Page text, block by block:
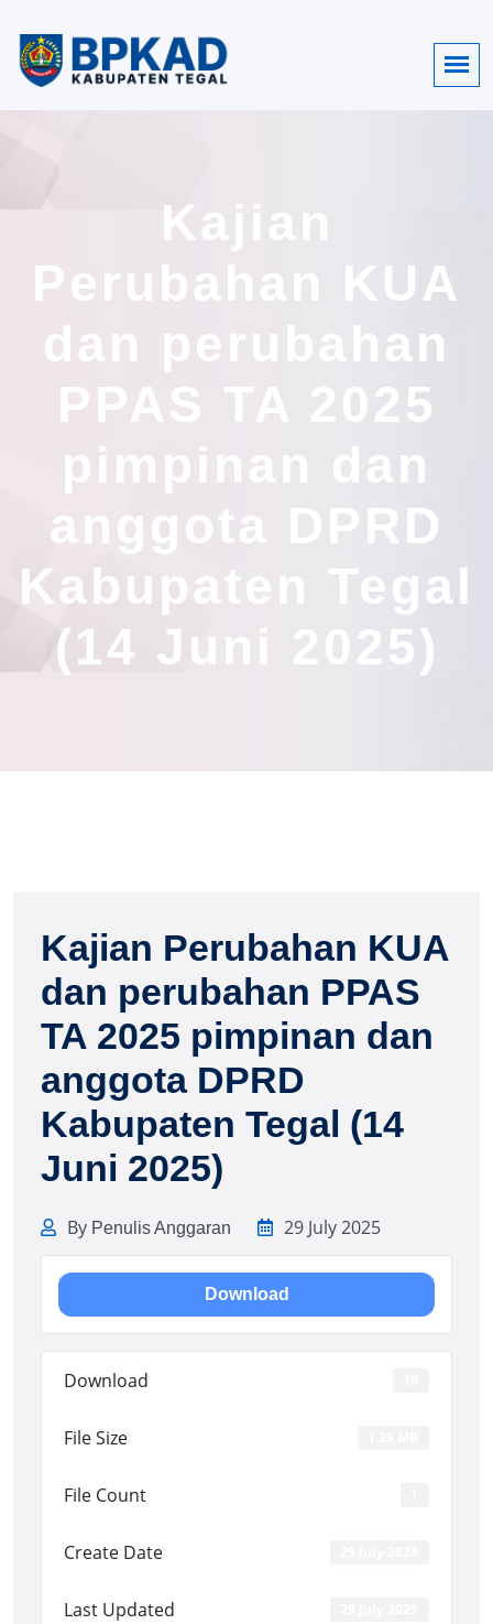
Kajian
Perubahan KUA
dan perubahan
PPAS TA 2025
pimpinan dan
anggota DPRD
Kabupaten Tegal
(14 Juni 2025)
Kajian Perubahan KUA
dan perubahan PPAS
TA 2025 pimpinan dan
anggota DPRD
Kabupaten Tegal (14
Juni 2025)
By Penulis Anggaran 29 July 2025
Download
Download
File Size
File Count
Create Date
Last Updated